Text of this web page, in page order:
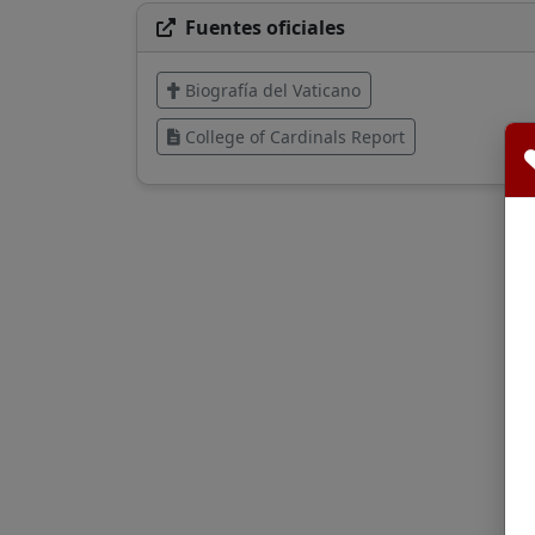
Fuentes oficiales
Biografía del Vaticano
College of Cardinals Report